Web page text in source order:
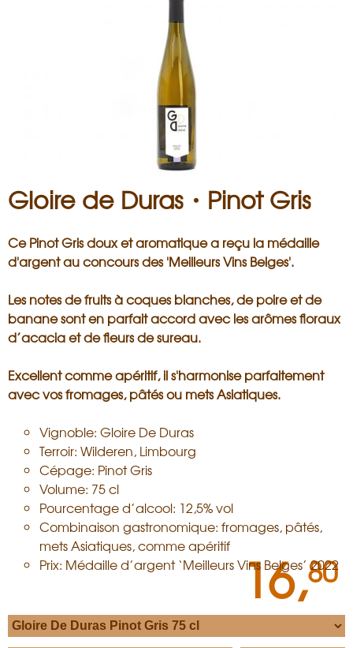
Gloire de Duras・Pinot Gris
Ce Pinot Gris doux et aromatique a reçu la médaille
d'argent au concours des 'Meilleurs Vins Belges'.
Les notes de fruits à coques blanches, de poire et de
banane sont en parfait accord avec les arômes floraux
d’acacia et de fleurs de sureau.
Excellent comme apéritif, il s'harmonise parfaitement
avec vos fromages, pâtés ou mets Asiatiques.
Vignoble: Gloire De Duras
Terroir: Wilderen, Limbourg
Cépage: Pinot Gris
Volume: 75 cl
Pourcentage d’alcool: 12,5% vol
Combinaison gastronomique: fromages, pâtés,
mets Asiatiques, comme apéritif
Prix: Médaille d’argent ‘Meilleurs Vins Belges’ 2022
16,80